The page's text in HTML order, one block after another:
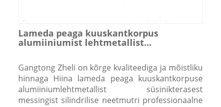
Lameda peaga kuuskantkorpus
alumiiniumist lehtmetallist
neetmutter
Gangtong Zheli on kõrge kvaliteediga ja mõistliku
hinnaga Hiina lameda peaga kuuskantkorpuse
alumiiniumlehtmetallist süsinikterasest
messingist silindrilise neetmutri professionaalne